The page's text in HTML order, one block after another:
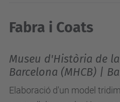
Fabra i Coats
Museu d'Història de
Barcelona (MHCB) |
Elaboració d'un model